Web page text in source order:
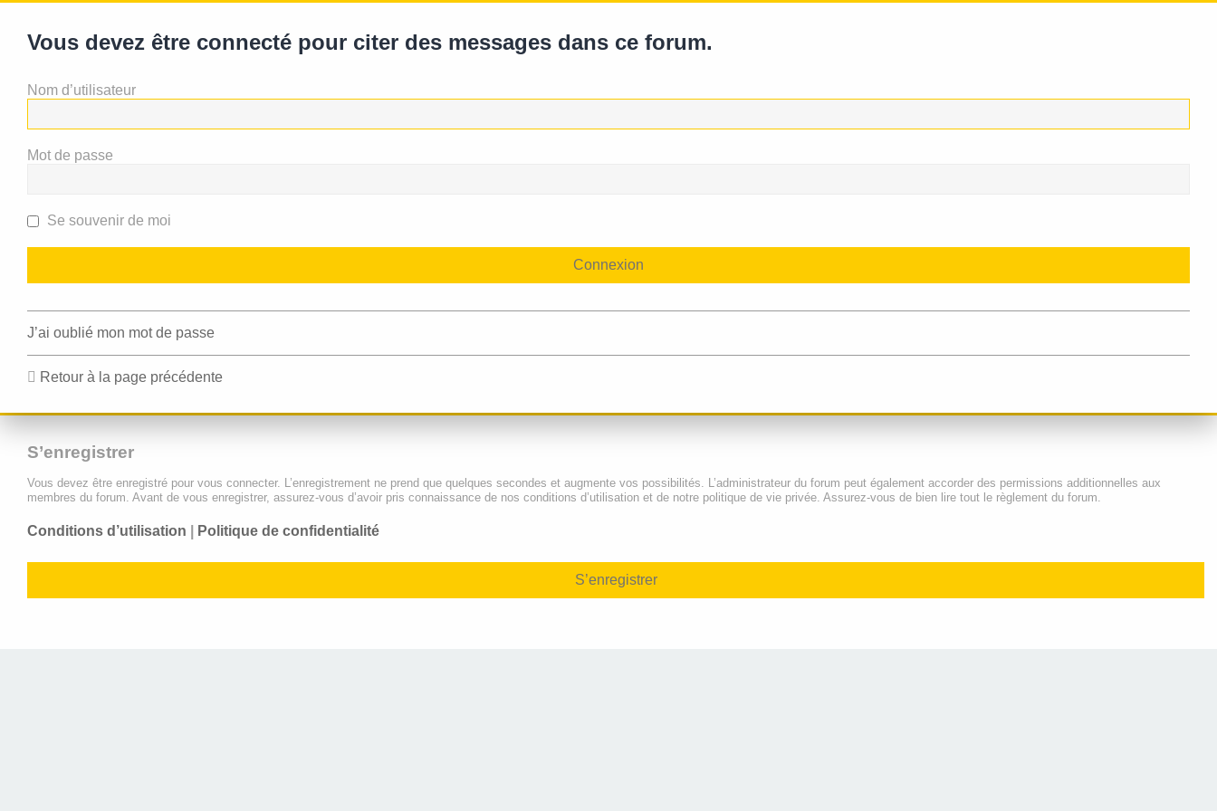
Vous devez être connecté pour citer des messages dans ce forum.
Nom d’utilisateur
Mot de passe
Se souvenir de moi
J’ai oublié mon mot de passe
Retour à la page précédente
S’enregistrer
Vous devez être enregistré pour vous connecter. L’enregistrement ne prend que quelques secondes et augmente vos possibilités. L’administrateur du forum peut également accorder des permissions additionnelles aux
membres du forum. Avant de vous enregistrer, assurez-vous d’avoir pris connaissance de nos conditions d’utilisation et de notre politique de vie privée. Assurez-vous de bien lire tout le règlement du forum.
Conditions d’utilisation Politique de confidentialité
S’enregistrer